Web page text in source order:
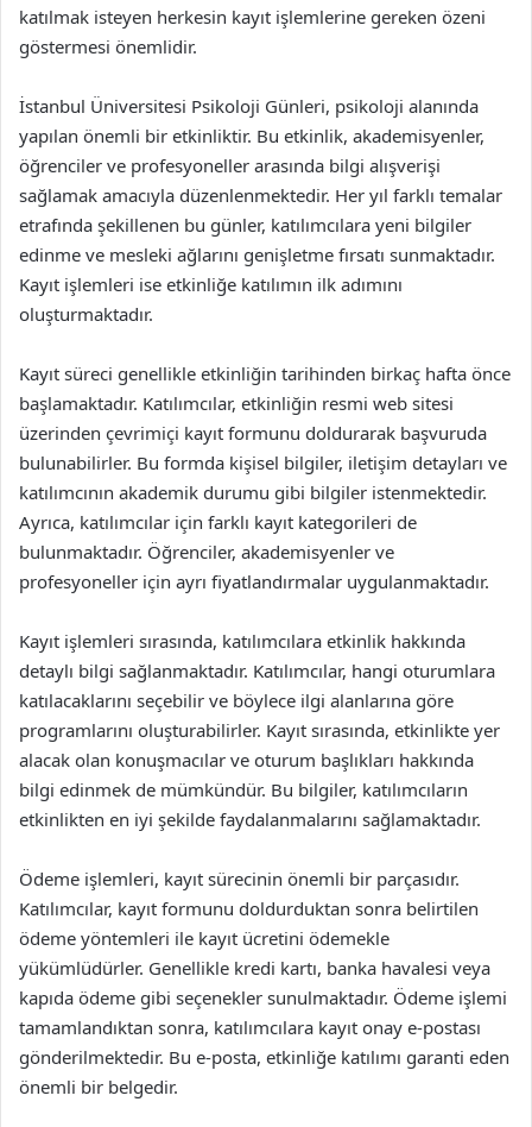
katılmak isteyen herkesin kayıt işlemlerine gereken özeni
göstermesi önemlidir.
İstanbul Üniversitesi Psikoloji Günleri, psikoloji alanında
yapılan önemli bir etkinliktir. Bu etkinlik, akademisyenler,
öğrenciler ve profesyoneller arasında bilgi alışverişi
sağlamak amacıyla düzenlenmektedir. Her yıl farklı temalar
etrafında şekillenen bu günler, katılımcılara yeni bilgiler
edinme ve mesleki ağlarını genişletme fırsatı sunmaktadır.
Kayıt işlemleri ise etkinliğe katılımın ilk adımını
oluşturmaktadır.
Kayıt süreci genellikle etkinliğin tarihinden birkaç hafta önce
başlamaktadır. Katılımcılar, etkinliğin resmi web sitesi
üzerinden çevrimiçi kayıt formunu doldurarak başvuruda
bulunabilirler. Bu formda kişisel bilgiler, iletişim detayları ve
katılımcının akademik durumu gibi bilgiler istenmektedir.
Ayrıca, katılımcılar için farklı kayıt kategorileri de
bulunmaktadır. Öğrenciler, akademisyenler ve
profesyoneller için ayrı fiyatlandırmalar uygulanmaktadır.
Kayıt işlemleri sırasında, katılımcılara etkinlik hakkında
detaylı bilgi sağlanmaktadır. Katılımcılar, hangi oturumlara
katılacaklarını seçebilir ve böylece ilgi alanlarına göre
programlarını oluşturabilirler. Kayıt sırasında, etkinlikte yer
alacak olan konuşmacılar ve oturum başlıkları hakkında
bilgi edinmek de mümkündür. Bu bilgiler, katılımcıların
etkinlikten en iyi şekilde faydalanmalarını sağlamaktadır.
Ödeme işlemleri, kayıt sürecinin önemli bir parçasıdır.
Katılımcılar, kayıt formunu doldurduktan sonra belirtilen
ödeme yöntemleri ile kayıt ücretini ödemekle
yükümlüdürler. Genellikle kredi kartı, banka havalesi veya
kapıda ödeme gibi seçenekler sunulmaktadır. Ödeme işlemi
tamamlandıktan sonra, katılımcılara kayıt onay e-postası
gönderilmektedir. Bu e-posta, etkinliğe katılımı garanti eden
önemli bir belgedir.